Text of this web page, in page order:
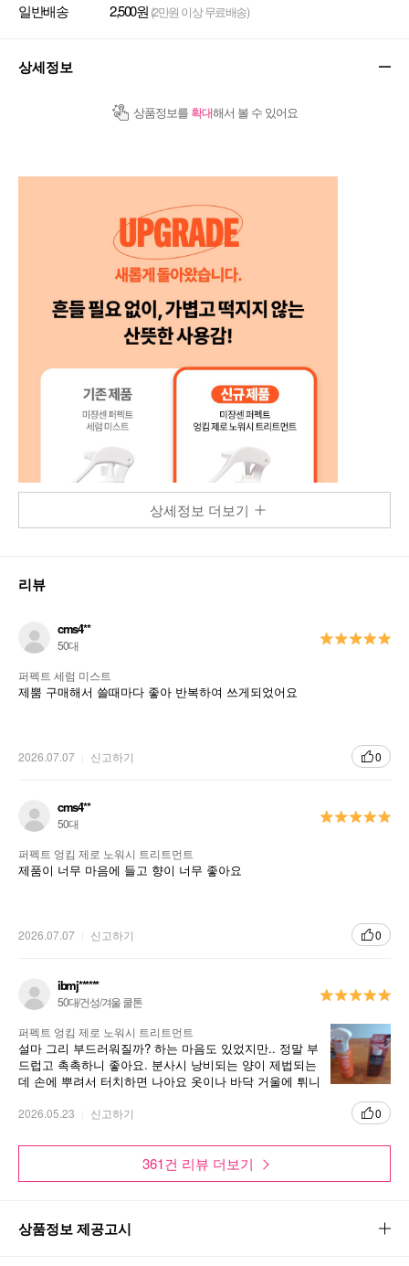
일반배송 2,500원 (2만원 이상 무료배송)
상세정보
상품정보를 확대해서 볼 수 있어요
상세정보 더보기
리뷰
cms4**
50대
퍼펙트 세럼 미스트
제뿜 구매해서 쓸때마다 좋아 반복하여 쓰게되었어요
2026.07.07 신고하기 0
cms4**
50대
퍼펙트 엉킴 제로 노워시 트리트먼트
제품이 너무 마음에 들고 향이 너무 좋아요
2026.07.07 신고하기 0
ibmj******
50대/건성/겨울 쿨톤
퍼펙트 엉킴 제로 노워시 트리트먼트
설마 그리 부드러워질까? 하는 마음도 있었지만.. 정말 부
드럽고 촉촉하니 좋아요. 분사시 낭비되는 양이 제법되는
데 손에 뿌려서 터치하면 나아요 옷이나 바닥 거울에 튀니
2026.05.23 신고하기 0
361건 리뷰 더보기
상품정보 제공고시